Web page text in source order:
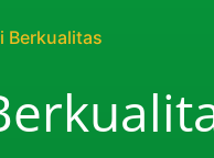
Berkualitas